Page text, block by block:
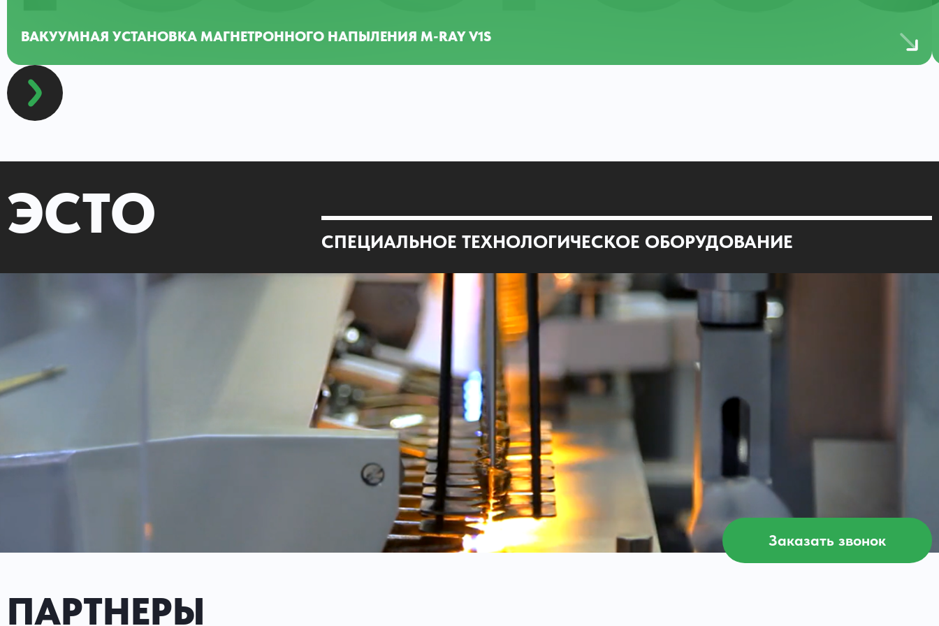
ВАКУУМНАЯ УСТАНОВКА МАГНЕТРОННОГО НАПЫЛЕНИЯ M-RAY V1S
ЭСТО СПЕЦИАЛЬНОЕ ТЕХНОЛОГИЧЕСКОЕ ОБОРУДОВАНИЕ
Заказать звонок
ПАРТНЕРЫ